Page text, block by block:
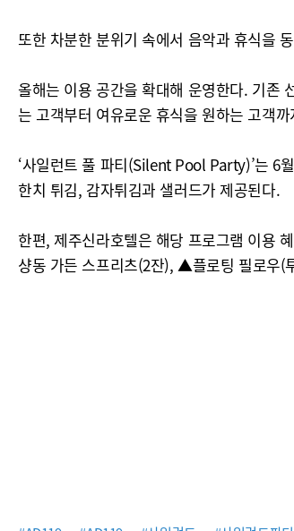
또한 차분한 분위기 속에서 음악과 휴식을
올해는 이용 공간을 확대해 운영한다. 기존
는 고객부터 여유로운 휴식을 원하는 고객
‘사일런트 풀 파티(Silent Pool Party)’는
한치 튀김, 감자튀김과 샐러드가 제공된다.
한편, 제주신라호텔은 해당 프로그램 이
샹동 가든 스프리츠(2잔), ▲플로팅 필로우(